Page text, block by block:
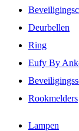
Deurbellen
Ring
Eufy By
Rookmelders
Lampen